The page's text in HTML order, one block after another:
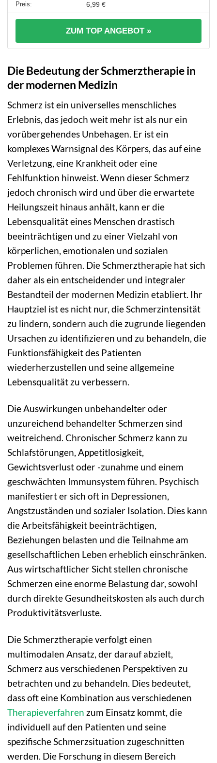
6,99 €
ZUM TOP ANGEBOT »
Die Bedeutung der Schmerztherapie in
der modernen Medizin
Schmerz ist ein universelles menschliches
Erlebnis, das jedoch weit mehr ist als nur ein
vorübergehendes Unbehagen. Er ist ein
komplexes Warnsignal des Körpers, das auf eine
Verletzung, eine Krankheit oder eine
Fehlfunktion hinweist. Wenn dieser Schmerz
jedoch chronisch wird und über die erwartete
Heilungszeit hinaus anhält, kann er die
Lebensqualität eines Menschen drastisch
beeinträchtigen und zu einer Vielzahl von
körperlichen, emotionalen und sozialen
Problemen führen. Die Schmerztherapie hat sich
daher als ein entscheidender und integraler
Bestandteil der modernen Medizin etabliert. Ihr
Hauptziel ist es nicht nur, die Schmerzintensität
zu lindern, sondern auch die zugrunde liegenden
Ursachen zu identifizieren und zu behandeln, die
Funktionsfähigkeit des Patienten
wiederherzustellen und seine allgemeine
Lebensqualität zu verbessern.
Die Auswirkungen unbehandelter oder
unzureichend behandelter Schmerzen sind
weitreichend. Chronischer Schmerz kann zu
Schlafstörungen, Appetitlosigkeit,
Gewichtsverlust oder -zunahme und einem
geschwächten Immunsystem führen. Psychisch
manifestiert er sich oft in Depressionen,
Angstzuständen und sozialer Isolation. Dies kann
die Arbeitsfähigkeit beeinträchtigen,
Beziehungen belasten und die Teilnahme am
gesellschaftlichen Leben erheblich einschränken.
Aus wirtschaftlicher Sicht stellen chronische
Schmerzen eine enorme Belastung dar, sowohl
durch direkte Gesundheitskosten als auch durch
Produktivitätsverluste.
Die Schmerztherapie verfolgt einen
multimodalen Ansatz, der darauf abzielt,
Schmerz aus verschiedenen Perspektiven zu
betrachten und zu behandeln. Dies bedeutet,
dass oft eine Kombination aus verschiedenen
Therapieverfahren zum Einsatz kommt, die
individuell auf den Patienten und seine
spezifische Schmerzsituation zugeschnitten
werden. Die Forschung in diesem Bereich